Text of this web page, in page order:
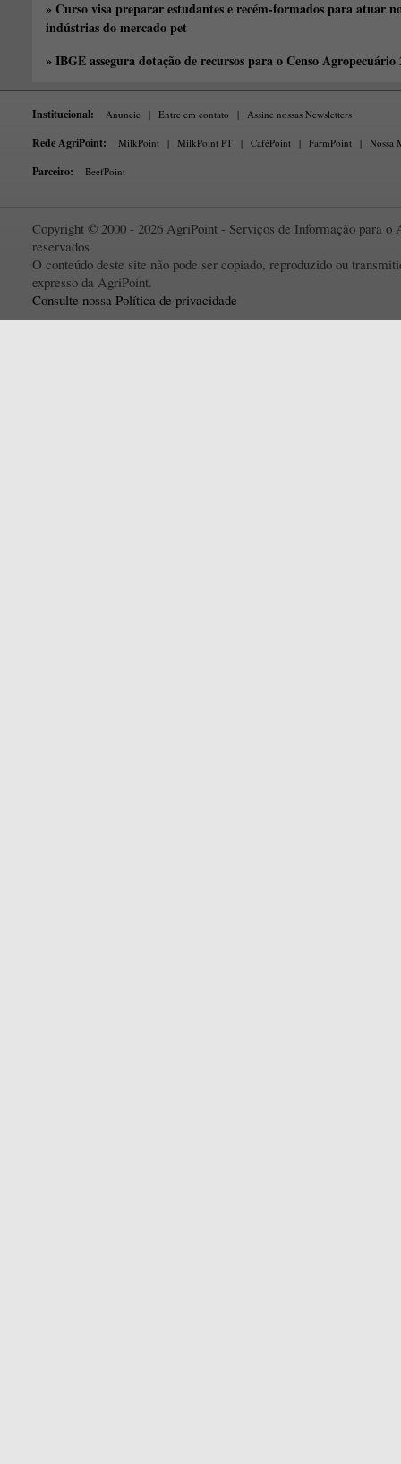
» Curso visa preparar estudantes e recém-formados para atuar
indústrias do mercado pet
» IBGE assegura dotação de recursos para o Censo Agropecuário
Institucional: Anuncie | Entre em contato | Assine nossas Newsletters
Rede AgriPoint: MilkPoint | MilkPoint PT | CaféPoint | FarmPoint | Nossa
Parceiro: BeefPoint
Copyright © 2000 - 2026 AgriPoint - Serviços de Informação para o
reservados
O conteúdo deste site não pode ser copiado, reproduzido ou
expresso da AgriPoint.
Consulte nossa Política de privacidade